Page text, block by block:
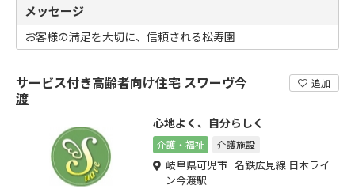
メッセージ
お客様の満足を大切に、信頼される松寿園
サービス付き高齢者向け住宅 スワーヴ今
渡
追加
心地よく、自分らしく
介護・福祉 介護施設
岐阜県可児市 名鉄広見線 日本ライ
ン今渡駅